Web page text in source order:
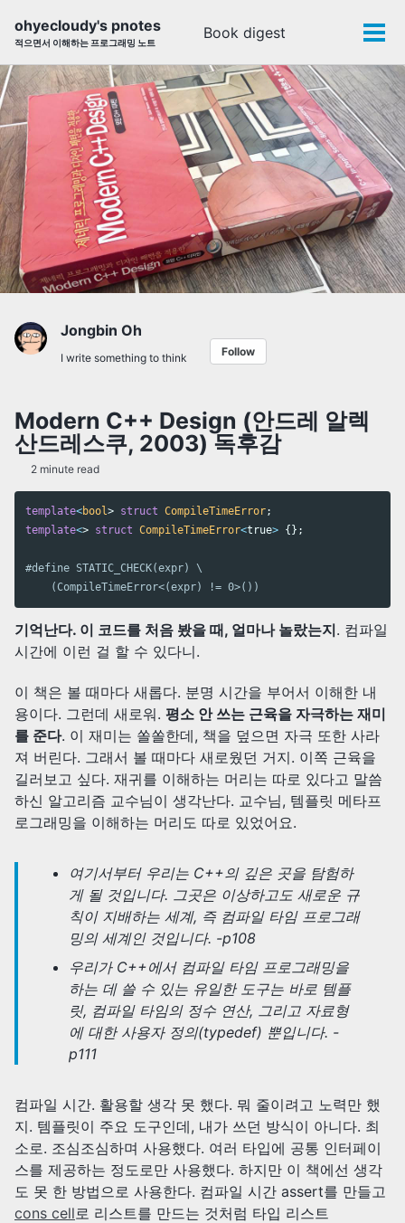
navigation
ohyecloudy's pnotes
적으면서 이해하는 프로그래밍 노트
Book digest
Toggle
Jongbin Oh
I write something to think Follow
Modern C++ Design (안드레 알렉
산드레스쿠, 2003) 독후감
2 minute read
template<bool> struct CompileTimeError;
template<> struct CompileTimeError<true> {};
#define STATIC_CHECK(expr) \
기억난다. 이 코드를 처음 봤을 때, 얼마나 놀랐는지. 컴파일
시간에 이런 걸 할 수 있다니.
이 책은 볼 때마다 새롭다. 분명 시간을 부어서 이해한 내
용이다. 그런데 새로워. 평소 안 쓰는 근육을 자극하는 재미
를 준다. 이 재미는 쏠쏠한데, 책을 덮으면 자극 또한 사라
져 버린다. 그래서 볼 때마다 새로웠던 거지. 이쪽 근육을
길러보고 싶다. 재귀를 이해하는 머리는 따로 있다고 말씀
하신 알고리즘 교수님이 생각난다. 교수님, 템플릿 메타프
로그래밍을 이해하는 머리도 따로 있었어요.
여기서부터 우리는 C++의 깊은 곳을 탐험하
게 될 것입니다. 그곳은 이상하고도 새로운 규
칙이 지배하는 세계, 즉 컴파일 타임 프로그래
밍의 세계인 것입니다. -p108
우리가 C++에서 컴파일 타임 프로그래밍을
하는 데 쓸 수 있는 유일한 도구는 바로 템플
릿, 컴파일 타임의 정수 연산, 그리고 자료형
에 대한 사용자 정의(typedef) 뿐입니다. -
p111
컴파일 시간. 활용할 생각 못 했다. 뭐 줄이려고 노력만 했
지. 템플릿이 주요 도구인데, 내가 쓰던 방식이 아니다. 최
소로. 조심조심하며 사용했다. 여러 타입에 공통 인터페이
스를 제공하는 정도로만 사용했다. 하지만 이 책에선 생각
도 못 한 방법으로 사용한다. 컴파일 시간 assert를 만들고
cons cell 로 리스트를 만드는 것처럼 타입 리스트